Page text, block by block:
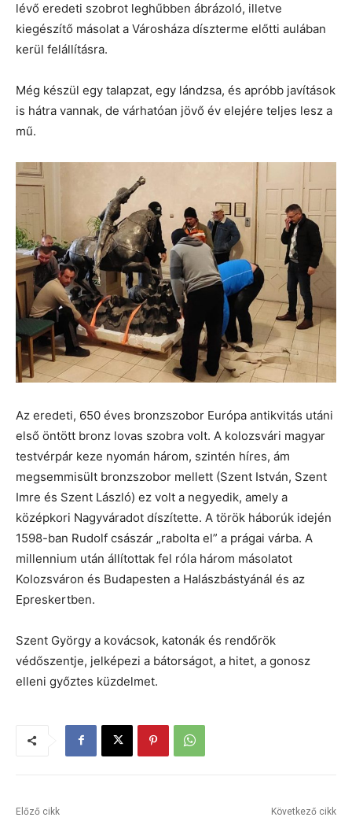
lévő eredeti szobrot leghűbben ábrázoló, illetve
kiegészítő másolat a Városháza díszterme előtti aulában
kerül felállításra.
Még készül egy talapzat, egy lándzsa, és apróbb javítások
is hátra vannak, de várhatóan jövő év elejére teljes lesz a
mű.
Az eredeti, 650 éves bronzszobor Európa antikvitás utáni
első öntött bronz lovas szobra volt. A kolozsvári magyar
testvérpár keze nyomán három, szintén híres, ám
megsemmisült bronzszobor mellett (Szent István, Szent
Imre és Szent László) ez volt a negyedik, amely a
középkori Nagyváradot díszítette. A török háborúk idején
1598-ban Rudolf császár „rabolta el” a prágai várba. A
millennium után állítottak fel róla három másolatot
Kolozsváron és Budapesten a Halászbástyánál és az
Epreskertben.
Szent György a kovácsok, katonák és rendőrök
védőszentje, jelképezi a bátorságot, a hitet, a gonosz
elleni győztes küzdelmet.
Előző cikk Következő cikk